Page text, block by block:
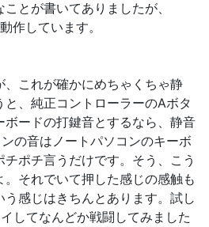
とが書いてありましたが、
作しています。
、これが確かにめちゃくちゃ静
、純正コントローラーのAボタ
ボードの打鍵音とするなら、静音
の音はノートパソコンのキーボ
ポチ言うだけです。そう、こう
それでいて押した感じの感触も
感じはきちんとあります。試し
してなんどか戦闘してみました